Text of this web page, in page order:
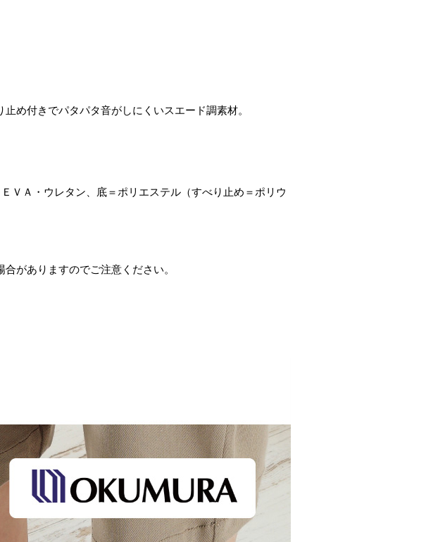
め付きでパタパタ音がしにくいスエード調素材。
ＶＡ・ウレタン、底＝ポリエステル（すべり止め＝ポリウ
がありますのでご注意ください。